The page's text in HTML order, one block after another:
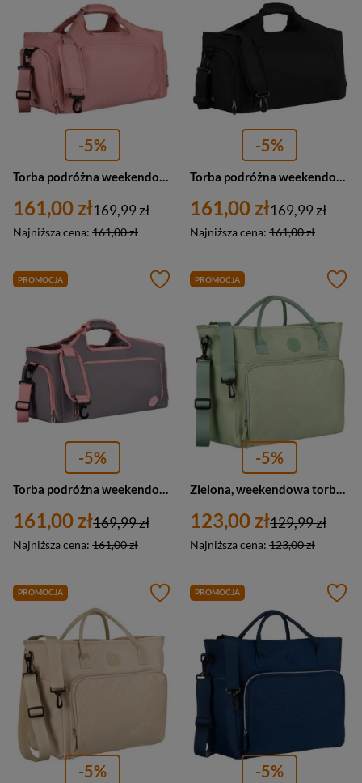
-5%
161,00 zł
Najniższa cena: 161,00 zł
169,99 zł
-5%
161,00 zł
Najniższa cena: 161,00 zł
169,99 zł
PROMOCJA
-5%
Torba podróżna weekendowa sportowa w szaro-różowym kolorze z komorą na obuwie Peterson
161,00 zł
Najniższa cena: 161,00 zł
169,99 zł
PROMOCJA
-5%
Zielona, weekendowa torba podróżna z poliestru - Peterson
123,00 zł
Najniższa cena: 123,00 zł
129,99 zł
PROMOCJA
-5%
PROMOCJA
-5%